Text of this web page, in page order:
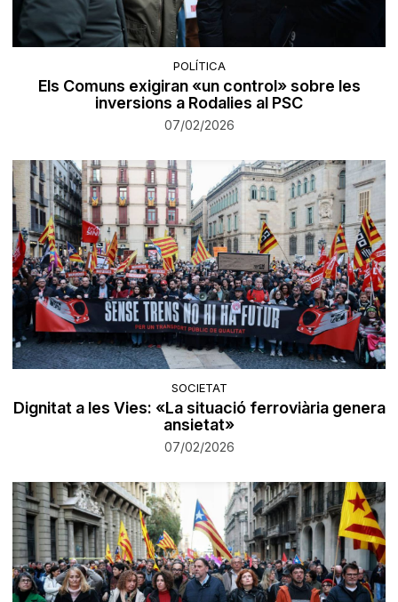
POLÍTICA
Els Comuns exigiran «un control» sobre les
inversions a Rodalies al PSC
07/02/2026
SOCIETAT
Dignitat a les Vies: «La situació ferroviària genera
ansietat»
07/02/2026